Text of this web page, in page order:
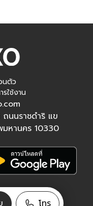
โทร
นตัว
ใช้งาน
ถนนราชดำริ แข
หานคร 10330